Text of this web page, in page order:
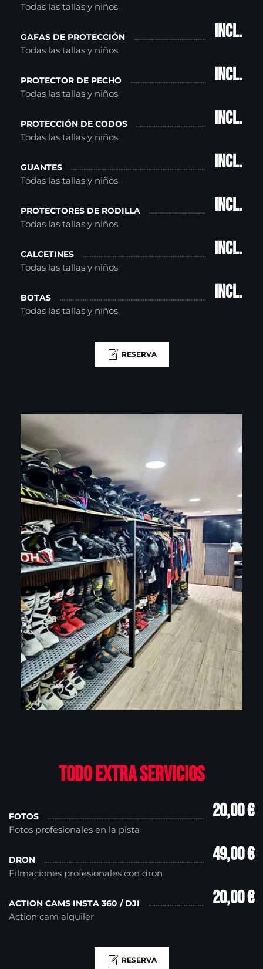
Todas las tallas y niños
GAFAS DE PROTECCIÓN incl.
Todas las tallas y niños
PROTECTOR DE PECHO incl.
Todas las tallas y niños
PROTECCIÓN DE CODOS incl.
Todas las tallas y niños
GUANTES incl.
Todas las tallas y niños
PROTECTORES DE RODILLA incl.
Todas las tallas y niños
CALCETINES incl.
Todas las tallas y niños
BOTAS incl.
Todas las tallas y niños
RESERVA
Todo Extra Servicios
FOTOS 20,00 €
Fotos profesionales en la pista
DRON 49,00 €
Filmaciones profesionales con dron
ACTION CAMS INSTA 360 / DJI 20,00 €
Action cam alquiler
RESERVA